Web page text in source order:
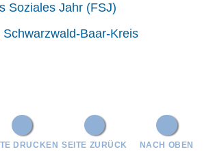
Soziales Jahr (FSJ)
Schwarzwald-Baar-Kreis
NACH OBEN
SEITE ZURÜCK
DRUCKEN